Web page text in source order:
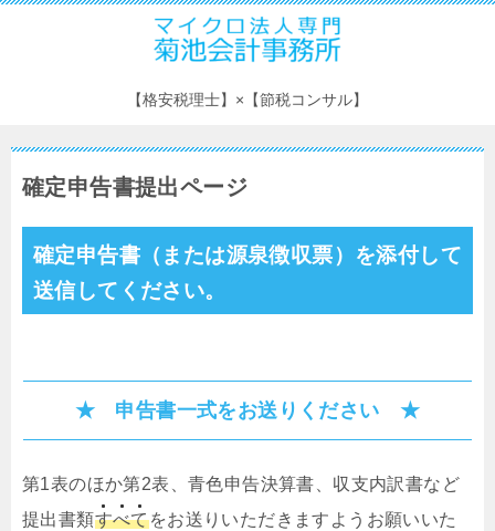
【格安税理士】×【節税コンサル】
確定申告書提出ページ
確定申告書（または源泉徴収票）を添付して
送信してください。
★ 申告書一式をお送りください ★
第1表のほか第2表、青色申告決算書、収支内訳書など
提出書類すべてをお送りいただきますようお願いいた